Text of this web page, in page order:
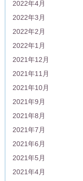
2022年4月
2022年3月
2022年2月
2022年1月
2021年12月
2021年11月
2021年10月
2021年9月
2021年8月
2021年7月
2021年6月
2021年5月
2021年4月